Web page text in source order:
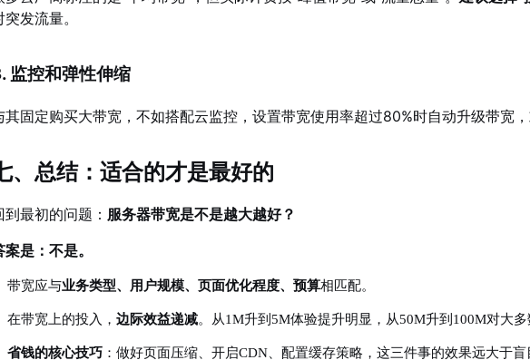
突发流量。
监控和弹性伸缩
其固定购买大带宽，不如搭配云监控，设置带宽使用率超过80%时自动升级带宽
、总结：适合的才是最好的
到最初的问题： 服务器带宽是不是越大越好？
案是：不是。
带宽应与业务类型、用户规模、页面优化程度、预算相匹配。
在带宽上的投入， 边际效益递减。从1M升到5M体验提升明显，从50M升到100M对大
省钱的核心技巧 ：做好页面压缩、开启CDN、配置缓存策略，这三件事的效果远大于